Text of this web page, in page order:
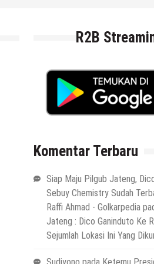
R2B
Komentar Terbaru
Siap Maju Pilgub Jateng,
Sebuy Chemistry Sudah
Raffi Ahmad - Golkarpedia
Jateng : Dico Ganinduto Ke
Sejumlah Lokasi Ini Yang